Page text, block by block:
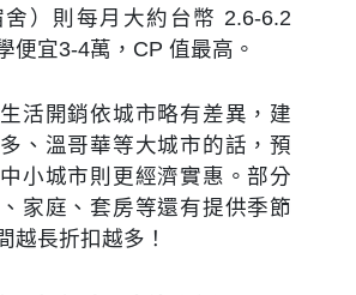
舍）則每月大約台幣 2.6-6.2
便宜3-4萬，CP 值最高。
活開銷依城市略有差異，建
、溫哥華等大城市的話，預
小城市則更經濟實惠。部分
家庭、套房等還有提供季節
越長折扣越多！